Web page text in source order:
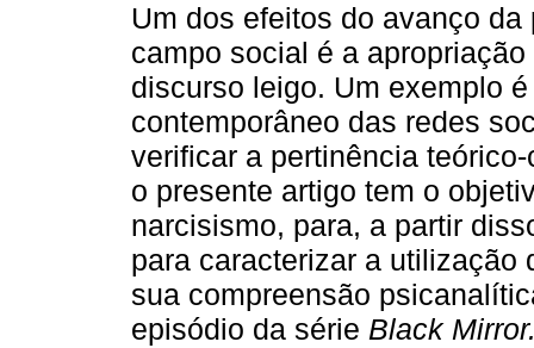
Um dos efeitos do avanço
campo social é a
discurso leigo. Um exemplo
contemporâneo das redes
verificar a pertinência
o presente artigo tem o
narcisismo, para, a partir
para caracterizar a
sua compreensão
episódio da série Black